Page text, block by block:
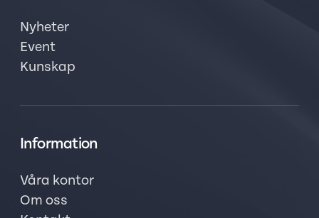
Nyheter
Event
Kunskap
Information
Våra kontor
Om oss